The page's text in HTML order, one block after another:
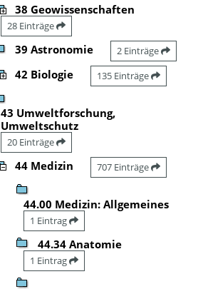
38 Geowissenschaften
28 Einträge
39 Astronomie 2 Einträge
42 Biologie 135 Einträge
43 Umweltforschung,
Umweltschutz
20 Einträge
44 Medizin 707 Einträge
44.00 Medizin: Allgemeines
1 Eintrag
44.34 Anatomie
1 Eintrag